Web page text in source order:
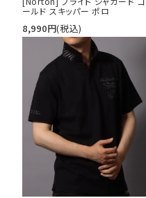
ールド スキッパー ポロ
8,990円(税込)